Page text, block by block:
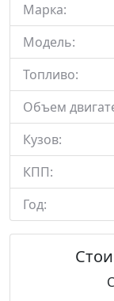
Марка:
Модель:
Топливо:
Объем
Кузов:
КПП:
Год: